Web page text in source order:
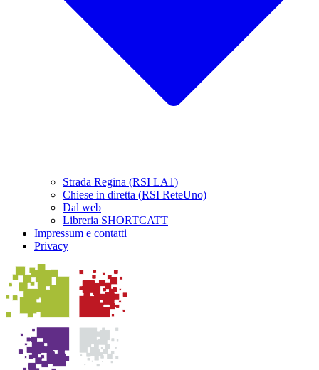
Strada Regina (RSI LA1)
Chiese in diretta (RSI ReteUno)
Dal web
Libreria SHORTCATT
Impressum e contatti
Privacy